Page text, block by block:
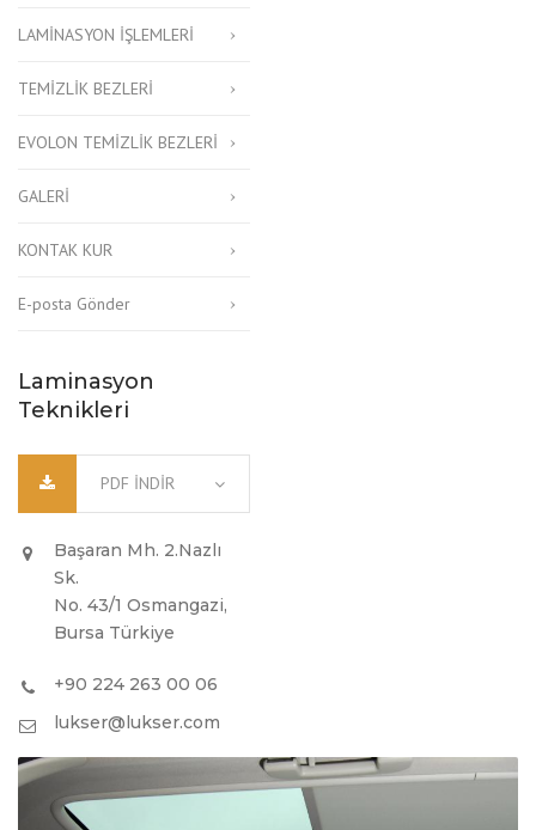
LAMİNASYON İŞLEMLERİ
TEMİZLİK BEZLERİ
EVOLON TEMİZLİK BEZLERİ
GALERİ
KONTAK KUR
E-posta Gönder
Laminasyon
Teknikleri
PDF INDIR
Başaran Mh. 2.Nazlı
Sk.
No. 43/1 Osmangazi,
Bursa Türkiye
+90 224 263 00 06
lukser@lukser.com